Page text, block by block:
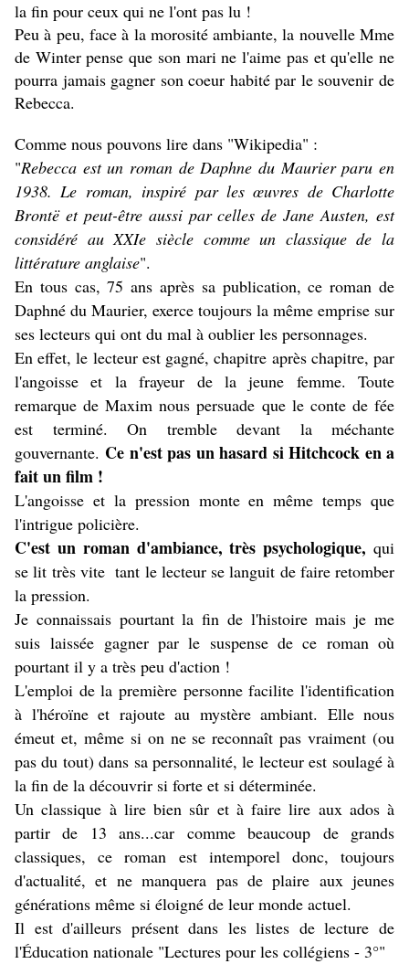
la fin pour ceux qui ne l'ont pas lu !
Peu à peu, face à la morosité ambiante, la nouvelle Mme
de Winter pense que son mari ne l'aime pas et qu'elle ne
pourra jamais gagner son coeur habité par le souvenir de
Rebecca.
Comme nous pouvons lire dans "Wikipedia" :
"Rebecca est un roman de Daphne du Maurier paru en
1938. Le roman, inspiré par les œuvres de Charlotte
Brontë et peut-être aussi par celles de Jane Austen, est
considéré au XXIe siècle comme un classique de la
littérature anglaise".
En tous cas, 75 ans après sa publication, ce roman de
Daphné du Maurier, exerce toujours la même emprise sur
ses lecteurs qui ont du mal à oublier les personnages.
En effet, le lecteur est gagné, chapitre après chapitre, par
l'angoisse et la frayeur de la jeune femme. Toute
remarque de Maxim nous persuade que le conte de fée
est terminé. On tremble devant la méchante
gouvernante. Ce n'est pas un hasard si Hitchcock en a
fait un film !
L'angoisse et la pression monte en même temps que
l'intrigue policière.
C'est un roman d'ambiance, très psychologique, qui
se lit très vite tant le lecteur se languit de faire retomber
la pression.
Je connaissais pourtant la fin de l'histoire mais je me
suis laissée gagner par le suspense de ce roman où
pourtant il y a très peu d'action !
L'emploi de la première personne facilite l'identification
à l'héroïne et rajoute au mystère ambiant. Elle nous
émeut et, même si on ne se reconnaît pas vraiment (ou
pas du tout) dans sa personnalité, le lecteur est soulagé à
la fin de la découvrir si forte et si déterminée.
Un classique à lire bien sûr et à faire lire aux ados à
partir de 13 ans...car comme beaucoup de grands
classiques, ce roman est intemporel donc, toujours
d'actualité, et ne manquera pas de plaire aux jeunes
générations même si éloigné de leur monde actuel.
Il est d'ailleurs présent dans les listes de lecture de
l'Éducation nationale "Lectures pour les collégiens - 3°"